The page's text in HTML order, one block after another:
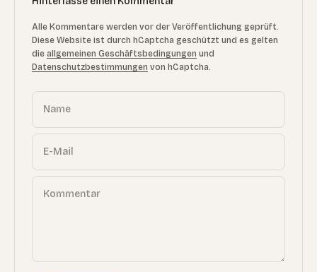
Alle Kommentare werden vor der Veröffentlichung geprüft.
Diese Website ist durch hCaptcha geschützt und es gelten
die allgemeinen Geschäftsbedingungen und
Datenschutzbestimmungen von hCaptcha.
Name
E-Mail
Kommentar